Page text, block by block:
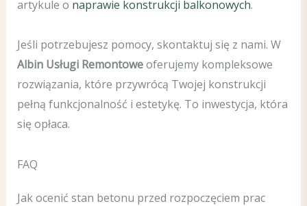
artykule o naprawie konstrukcji balkonowych.
Jeśli potrzebujesz pomocy, skontaktuj się z nami. W
Albin Usługi Remontoweoferujemy kompleksowe
rozwiązania, które przywrócą Twojej konstrukcji
pełną funkcjonalność i estetykę. To inwestycja, która
się opłaca.
FAQ
Jak ocenić stan betonu przed rozpoczęciem prac